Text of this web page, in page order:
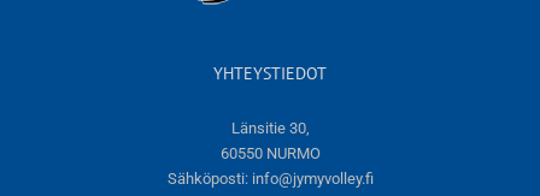
YHTEYSTIEDOT
Länsitie 30,
60550 NURMO
Sähköposti: info@jymyvolley.fi